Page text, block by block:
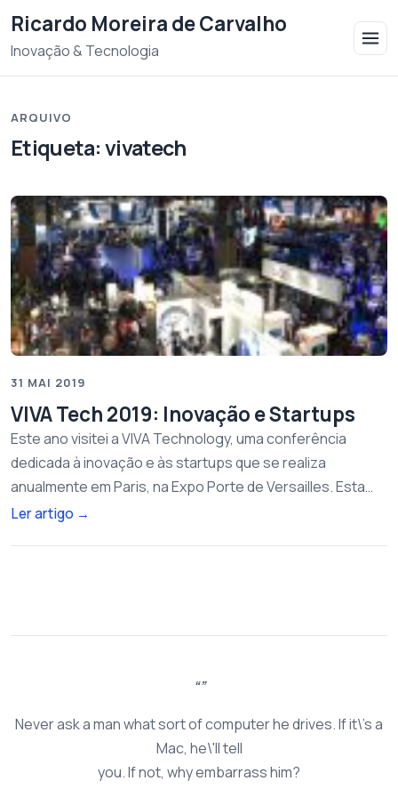
Ricardo Moreira de Carvalho
Inovação & Tecnologia
ARQUIVO
Etiqueta:vivatech
31 MAI 2019
VIVA Tech 2019: Inovação e Startups
Este ano visitei a VIVA Technology, uma conferência
dedicada à inovação e às startups que se realiza
anualmente em Paris, na Expo Porte de Versailles. Esta…
Ler artigo →
Never ask a man what sort of computer he drives. If it\'s a
Mac, he\'ll tell
you. If not, why embarrass him?